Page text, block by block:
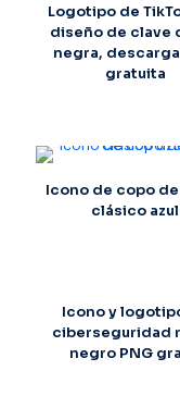
Logotipo de
diseño de clave
negra, descarga
gratuita
Icono de copo
clásico azul
Icono y
ciberseguridad
negro PNG